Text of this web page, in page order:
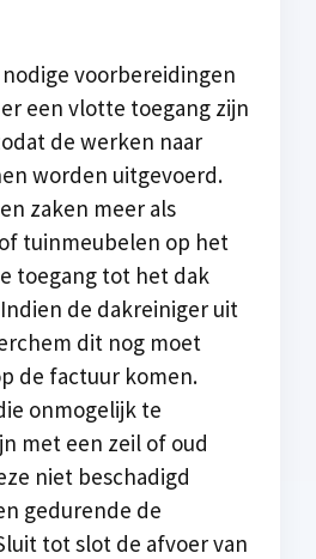
voorbereidingen
een vlotte toegang zijn
de werken naar
worden uitgevoerd.
zaken meer als
tuinmeubelen op het
toegang tot het dak
de dakreiniger uit
dit nog moet
de factuur komen.
onmogelijk te
met een zeil of oud
niet beschadigd
gedurende de
tot slot de afvoer van